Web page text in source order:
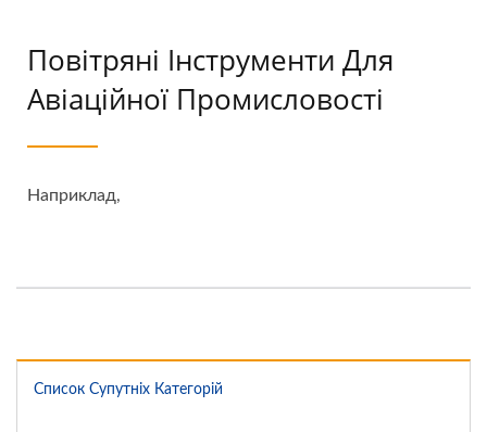
Повітряні Інструменти Для
Авіаційної Промисловості
Наприклад,
Список Супутніх Категорій